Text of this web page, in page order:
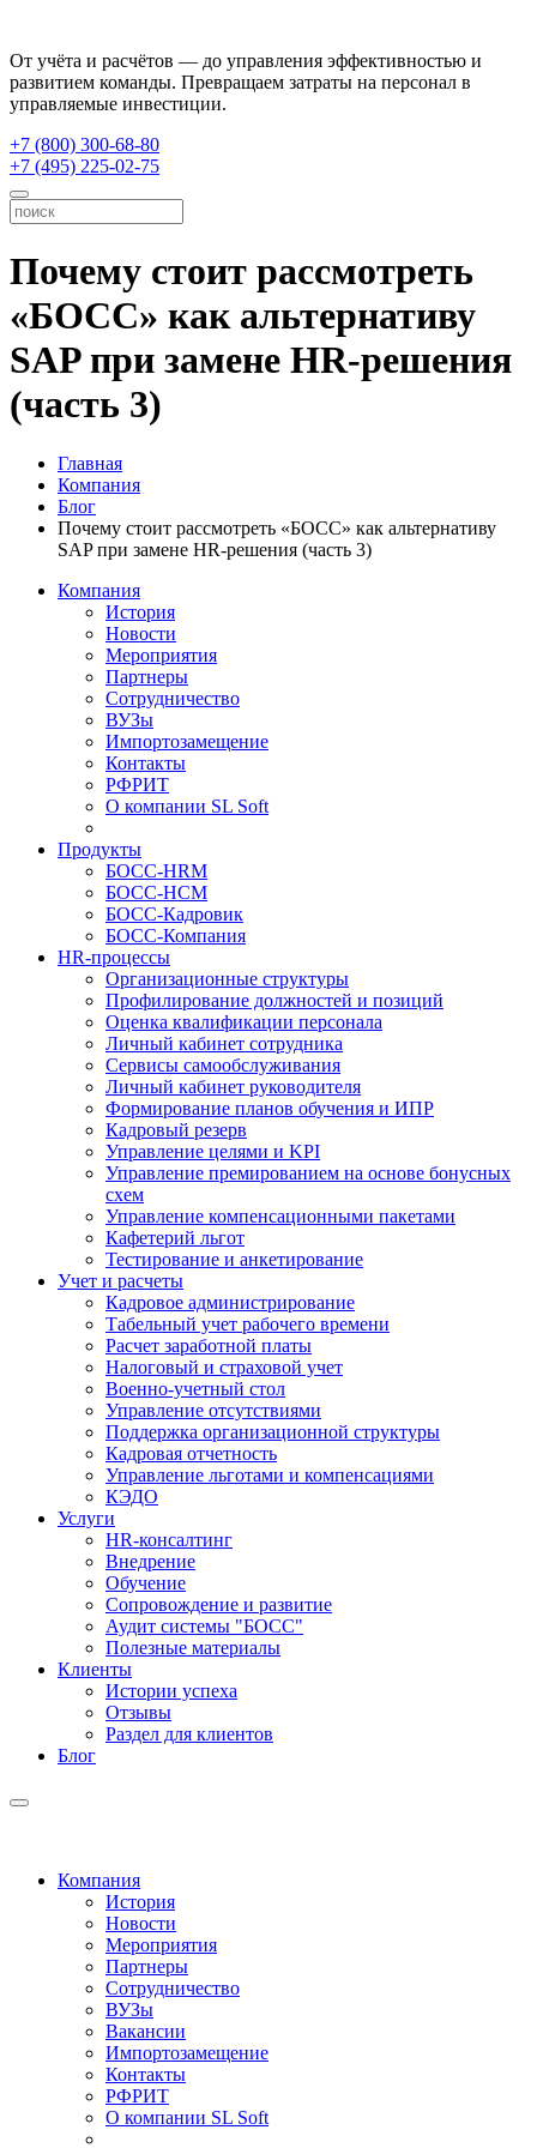
От учёта и расчётов — до управления эффективностью и
развитием команды. Превращаем затраты на персонал в
управляемые инвестиции.
+7 (800) 300-68-80
+7 (495) 225-02-75
Почему стоит рассмотреть
«БОСС» как альтернативу
SAP при замене HR-решения
(часть 3)
Главная
Компания
Блог
Почему стоит рассмотреть «БОСС» как альтернативу
SAP при замене HR-решения (часть 3)
Компания
История
Новости
Мероприятия
Партнеры
Сотрудничество
ВУЗы
Импортозамещение
Контакты
РФРИТ
О компании SL Soft
Продукты
БОСС-HRM
БОСС-HCM
БОСС-Кадровик
БОСС-Компания
HR-процессы
Организационные структуры
Профилирование должностей и позиций
Оценка квалификации персонала
Личный кабинет сотрудника
Сервисы самообслуживания
Личный кабинет руководителя
Формирование планов обучения и ИПР
Кадровый резерв
Управление целями и KPI
Управление премированием на основе бонусных
схем
Управление компенсационными пакетами
Кафетерий льгот
Тестирование и анкетирование
Учет и расчеты
Кадровое администрирование
Табельный учет рабочего времени
Расчет заработной платы
Налоговый и страховой учет
Военно-учетный стол
Управление отсутствиями
Поддержка организационной структуры
Кадровая отчетность
Управление льготами и компенсациями
КЭДО
Услуги
HR-консалтинг
Внедрение
Обучение
Сопровождение и развитие
Аудит системы "БОСС"
Полезные материалы
Клиенты
Истории успеха
Отзывы
Раздел для клиентов
Блог
Компания
История
Новости
Мероприятия
Партнеры
Сотрудничество
ВУЗы
Вакансии
Импортозамещение
Контакты
РФРИТ
О компании SL Soft